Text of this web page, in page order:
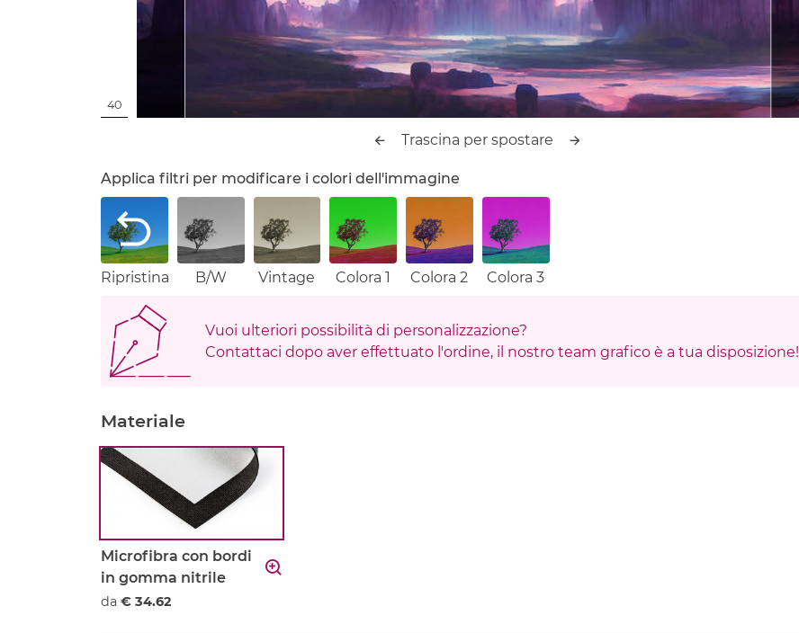
40
Trascina per spostare
Applica filtri per modificare i colori dell'immagine
Ripristina B/W Vintage Colora 1 Colora 2 Colora 3
Vuoi ulteriori possibilità di personalizzazione?
Contattaci dopo aver effettuato l'ordine, il nostro team grafico è a tua disposizione!
Materiale
Microfibra con bordi
in gomma nitrile
da € 34.62